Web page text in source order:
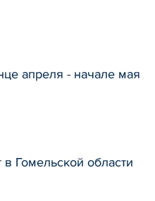
апреля - начале мая
Гомельской области